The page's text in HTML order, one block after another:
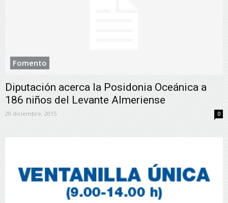
Fomento
Diputación acerca la Posidonia Oceánica a
186 niños del Levante Almeriense
29 diciembre, 2015 0